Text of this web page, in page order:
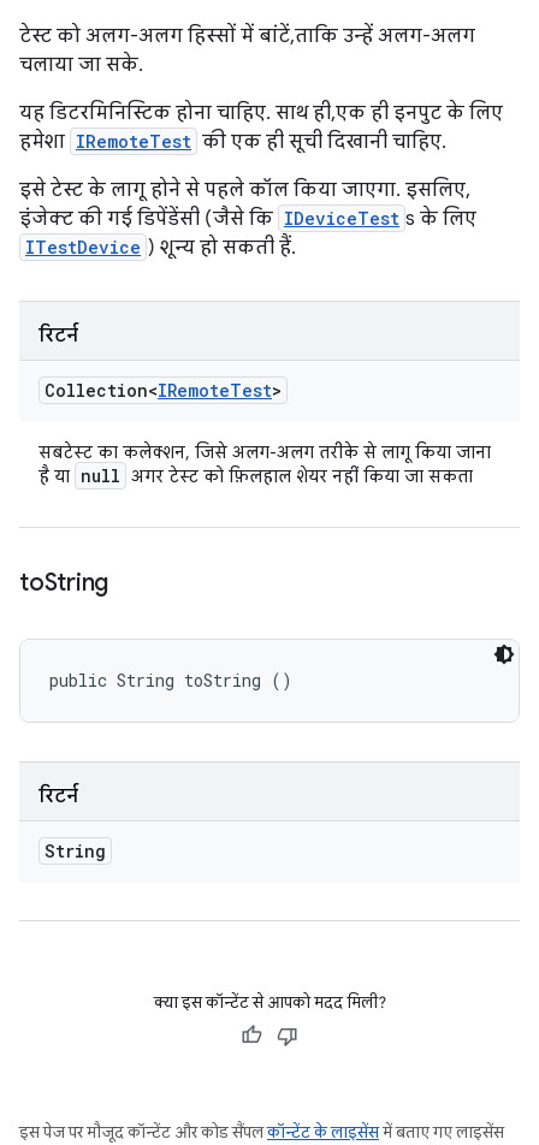
टेस्ट को अलग-अलग हिस्सों में बांटें, ताकि उन्हें अलग-अलग
चलाया जा सके.
यह डिटरमिनिस्टिक होना चाहिए. साथ ही, एक ही इनपुट के लिए
हमेशा IRemoteTest की एक ही सूची दिखानी चाहिए.
इसे टेस्ट के लागू होने से पहले कॉल किया जाएगा. इसलिए,
इंजेक्ट की गई डिपेंडेंसी (जैसे कि IDeviceTest s के लिए
ITestDevice ) शून्य हो सकती हैं.
रिटर्न
Collection<IRemoteTest>
सबटेस्ट का कलेक्शन, जिसे अलग-अलग तरीके से लागू किया जाना
है या null अगर टेस्ट को फ़िलहाल शेयर नहीं किया जा सकता
toString
public String toString ()
रिटर्न
String
क्या इस कॉन्टेंट से आपको मदद मिली?
इस पेज पर मौजूद कॉन्टेंट और कोड सैंपलकॉन्टेंट के लाइसेंसमें बताए गए लाइसेंस